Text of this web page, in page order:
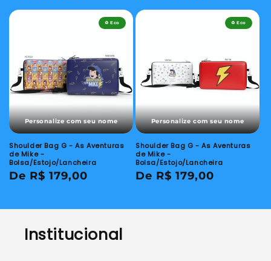
♻️ Eco
Personalize com seu nome
Shoulder Bag G - As Aventuras
de Mike -
Bolsa/Estojo/Lancheira
Preço
De R$ 179,00
♻️ Eco
Personalize com seu nome
Shoulder Bag G - As Aventuras
de Mike -
Bolsa/Estojo/Lancheira
Preço
De R$ 179,00
Institucional